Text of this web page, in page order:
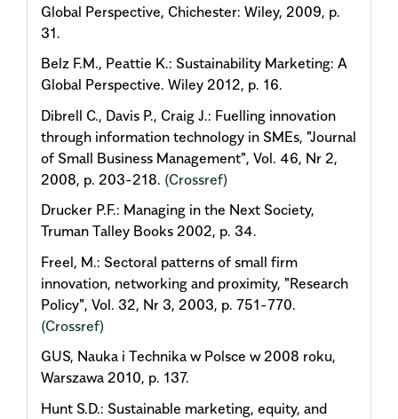
Global Perspective, Chichester: Wiley, 2009, p.
31.
Belz F.M., Peattie K.: Sustainability Marketing: A
Global Perspective. Wiley 2012, p. 16.
Dibrell C., Davis P., Craig J.: Fuelling innovation
through information technology in SMEs, "Journal
of Small Business Management", Vol. 46, Nr 2,
2008, p. 203-218. (Crossref)
Drucker P.F.: Managing in the Next Society,
Truman Talley Books 2002, p. 34.
Freel, M.: Sectoral patterns of small firm
innovation, networking and proximity, "Research
Policy", Vol. 32, Nr 3, 2003, p. 751-770.
(Crossref)
GUS, Nauka i Technika w Polsce w 2008 roku,
Warszawa 2010, p. 137.
Hunt S.D.: Sustainable marketing, equity, and